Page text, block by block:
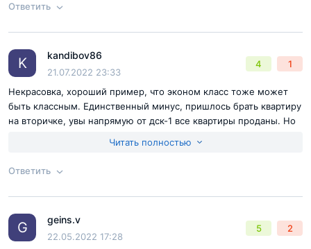
Согласен справилами публикациина сайте
Отправить комментарий
ремонты делали. Удобно, что застройщик сделал не только
квартиры с базовой отделкой, но и с полностью готовым
ремонтом.
Ответить
Ответ на отзыв
Согласен справилами публикациина сайте
Отправить комментарий
K kandibov86
21.07.2022 23:33
4 1
Некрасовка, хороший пример, что эконом класс тоже может
быть классным. Единственный минус, пришлось брать квартиру
на вторичке, увы напрямую от дск-1 все квартиры проданы. Но
За эти деньги, наверное, один из лучших вариантов, чтобы
Читать полностью
Ответить
Ответ на отзыв
G geins.v
22.05.2022 17:28
5 2